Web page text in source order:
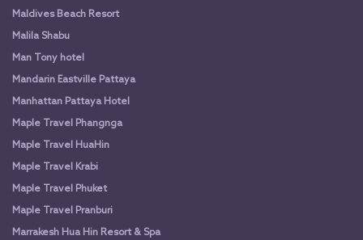
Maldives Beach Resort
Malila Shabu
Man Tony hotel
Mandarin Eastville Pattaya
Manhattan Pattaya Hotel
Maple Travel Phangnga
Maple Travel HuaHin
Maple Travel Krabi
Maple Travel Phuket
Maple Travel Pranburi
Marrakesh Hua Hin Resort & Spa